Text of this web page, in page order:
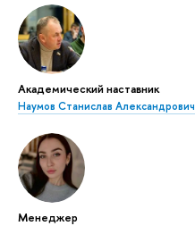
Академический наставник
Наумов Станислав Александрович
Менеджер